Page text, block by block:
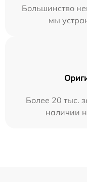
Большинство
мы
Более 20 тыс.
наличии